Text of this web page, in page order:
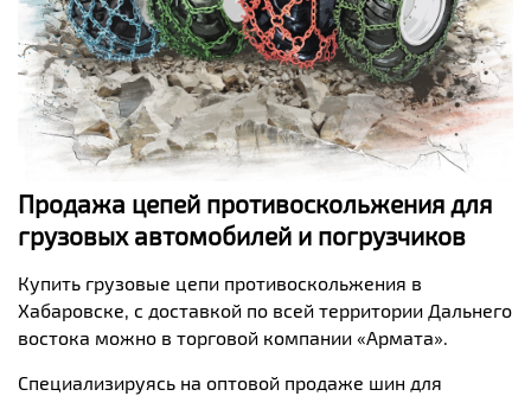
Продажа цепей противоскольжения для
грузовых автомобилей и погрузчиков
Купить грузовые цепи противоскольжения в
Хабаровске, с доставкой по всей территории Дальнего
востока можно в торговой компании «Армата».
Специализируясь на оптовой продаже шин для